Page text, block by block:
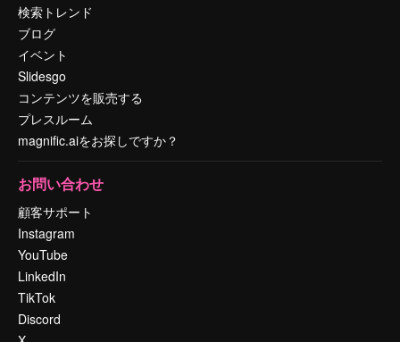
検索トレンド
ブログ
イベント
Slidesgo
コンテンツを販売する
プレスルーム
magnific.aiをお探しですか？
お問い合わせ
顧客サポート
Instagram
YouTube
LinkedIn
TikTok
Discord